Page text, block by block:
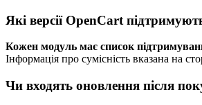
Які версії OpenCart
Кожен модуль має список
Інформація про сумісність вказана на
Чи входять оновлення після